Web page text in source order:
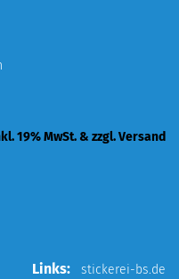
19% MwSt. & zzgl. Versand
Links: stickerei-bs.de